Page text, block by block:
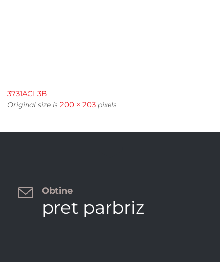
3731ACL3B
Original size is 200 × 203 pixels
 Obtine
pret parbriz